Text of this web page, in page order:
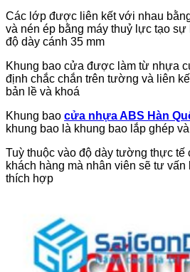
Các lớp được liên kết với nhau
và nén ép bằng máy thuỷ lực tạo
độ dày cánh 35 mm
Khung bao cửa được làm từ nhựa
định chắc chắn trên tường và liên
bản lề và khoá
Khung bao cửa nhựa ABS Hàn
khung bao là khung bao lắp ghép
Tuỳ thuộc vào độ dày tường thực tế
khách hàng mà nhân viên sẽ tư
thích hợp